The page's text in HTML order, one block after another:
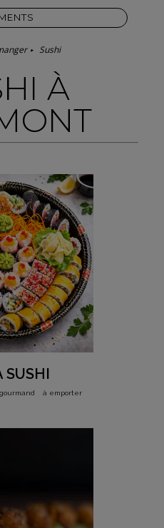
Sushi
À
SUSHI
gourmand à emporter